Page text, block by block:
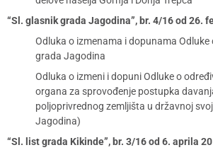
“Sl. glasnik grada Jagodina”, br. 4/16 od 26.
Odluka o izmenama i dopunama
grada Jagodina
Odluka o izmeni i dopuni Odluke o
organa za sprovođenje postupka
poljoprivrednog zemljišta u državnoj
Jagodina)
“Sl. list grada Kikinde”, br. 3/16 od 6. aprila